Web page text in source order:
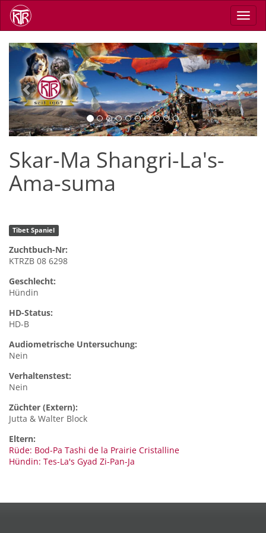
Skip
main
Previous Next
Skar-Ma Shangri-La's-
Ama-suma
Tibet Spaniel
Zuchtbuch-Nr:
KTRZB 08 6298
Geschlecht:
Hündin
HD-Status:
HD-B
Audiometrische Untersuchung:
Nein
Verhaltenstest:
Nein
Züchter (Extern):
Jutta & Walter Block
Eltern:
Rüde: Bod-Pa Tashi de la Prairie Cristalline
Hündin: Tes-La's Gyad Zi-Pan-Ja